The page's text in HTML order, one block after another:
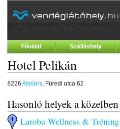
Főoldal Szálláshely
Hotel Pelikán
8226 Alsóörs, Füredi utca 62
Hasonló helyek a közelben
Laroba Wellness & Tréning